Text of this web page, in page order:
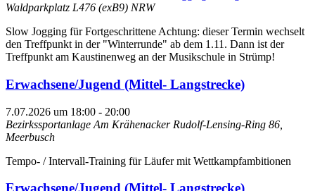
Waldparkplatz L476 (exB9) NRW
Slow Jogging für Fortgeschrittene Achtung: dieser Termin wechselt
den Treffpunkt in der "Winterrunde" ab dem 1.11. Dann ist der
Treffpunkt am Kaustinenweg an der Musikschule in Strümp!
Erwachsene/Jugend (Mittel- Langstrecke)
7.07.2026 um 18:00 - 20:00
Bezirkssportanlage Am Krähenacker Rudolf-Lensing-Ring 86,
Meerbusch
Tempo- / Intervall-Training für Läufer mit Wettkampfambitionen